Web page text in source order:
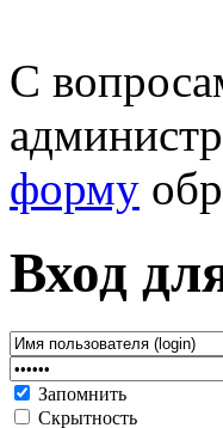
С
форму
Вход
Запомнить
Скрытность